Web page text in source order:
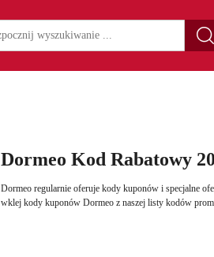
Dormeo Kod Rabatowy
Dormeo regularnie oferuje kody kuponów i specjalne
wklej kody kuponów Dormeo z naszej listy kodów